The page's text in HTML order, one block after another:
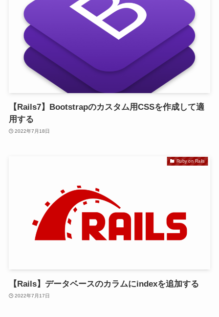
【Rails7】Bootstrapのカスタム用CSSを作成して適
用する
2022年7月18日
Ruby on Rails
【Rails】データベースのカラムにindexを追加する
2022年7月17日